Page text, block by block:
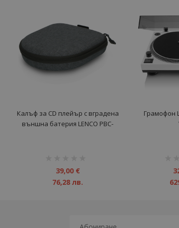
Калъф за CD плейър с вградена
външна батерия LENCO PBC-
39,00 €
76,28 лв.
Грамофон